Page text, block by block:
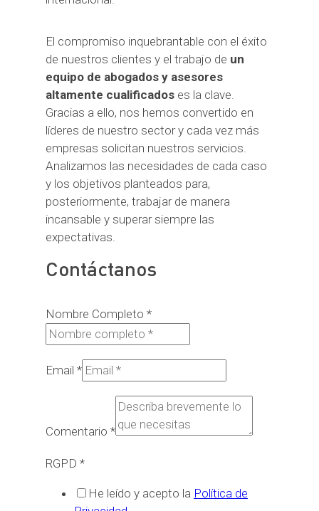
El compromiso inquebrantable con el éxito
de nuestros clientes y el trabajo de un
equipo de abogados y asesores
altamente cualificados es la clave.
Gracias a ello, nos hemos convertido en
líderes de nuestro sector y cada vez más
empresas solicitan nuestros servicios.
Analizamos las necesidades de cada caso
y los objetivos planteados para,
posteriormente, trabajar de manera
incansable y superar siempre las
expectativas.
Contáctanos
Nombre Completo *
Email *
Comentario *
RGPD *
He leído y acepto la Política de